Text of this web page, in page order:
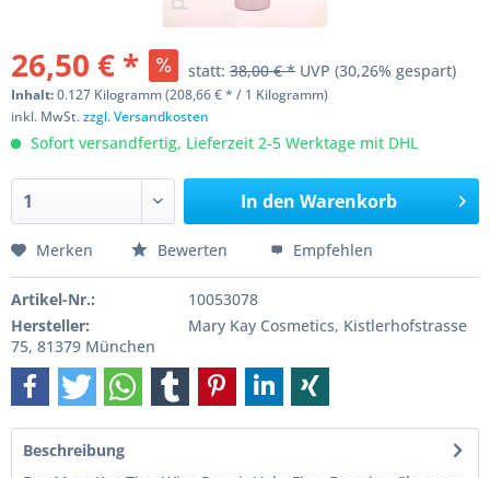
26,50 € * statt: 38,00 € * UVP (30,26% gespart)
Inhalt:0.127 Kilogramm (208,66 € * / 1 Kilogramm)
inkl. MwSt.zzgl. Versandkosten
Sofort versandfertig, Lieferzeit 2-5 Werktage mit DHL
In den Warenkorb
Merken Bewerten Empfehlen
Artikel-Nr.:
10053078
Hersteller:
Mary Kay Cosmetics, Kistlerhofstrasse
75, 81379 München
Beschreibung